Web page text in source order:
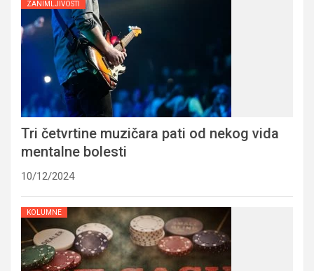
ZANIMLJIVOSTI
Tri četvrtine muzičara pati od nekog vida
mentalne bolesti
10/12/2024
KOLUMNE